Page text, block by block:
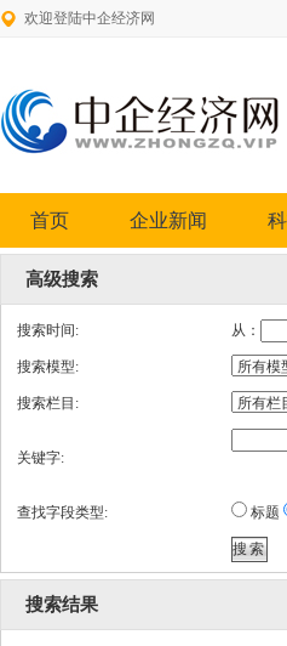
欢迎登陆中企经济网
首页 企业新闻
高级搜索
搜索时间: 从：
搜索模型:
搜索栏目:
关键字:
查找字段类型: 标题
搜索结果